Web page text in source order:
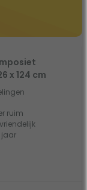
x 124 cm
ruim
jaar